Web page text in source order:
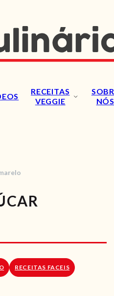
RECEITAS
VEGGIE
NÓS
VÍDEOS
ONLINE
RECEITAS FACEIS